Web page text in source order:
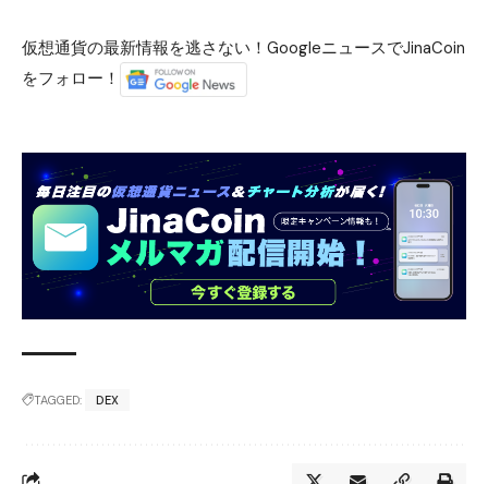
仮想通貨の最新情報を逃さない！GoogleニュースでJinaCoin
をフォロー！
TAGGED: DEX